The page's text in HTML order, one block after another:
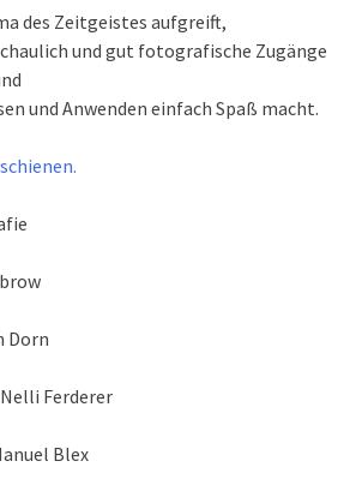
des Zeitgeistes aufgreift,
und gut fotografische Zugänge
und Anwenden einfach Spaß macht.
Dorn
Ferderer
Blex